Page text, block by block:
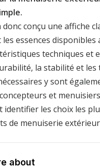
donc conçu une affiche
essences disponibles
techniques et
la stabilité et
y sont
et
identifier les choix les
de menuiserie
about